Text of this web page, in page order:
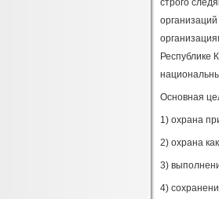
строго
Республике
Основная
1) охрана
2) охрана
3)
4)